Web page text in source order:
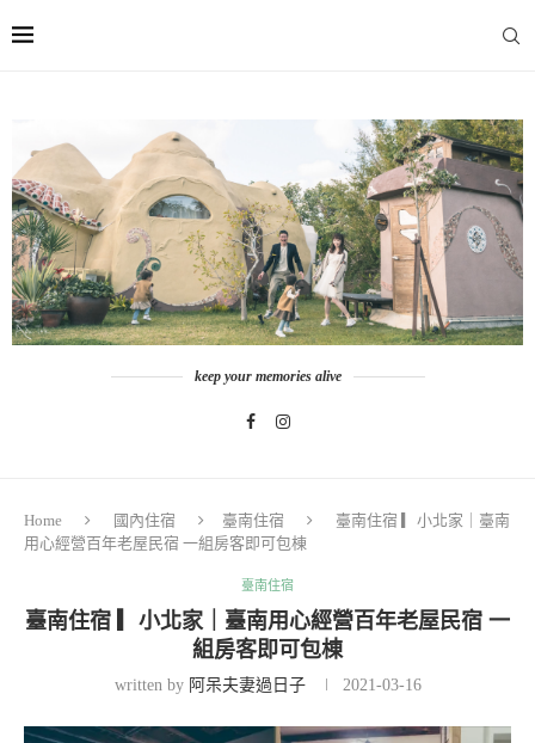
keep your memories alive
Home 國內住宿 臺南住宿
臺南住宿 ▎小北家｜臺南
用心經營百年老屋民宿 一組房客即可包棟
臺南住宿
臺南住宿 ▎小北家｜臺南用心經營百年老屋民宿 一
組房客即可包棟
written by 阿呆夫妻過日子 2021-03-16